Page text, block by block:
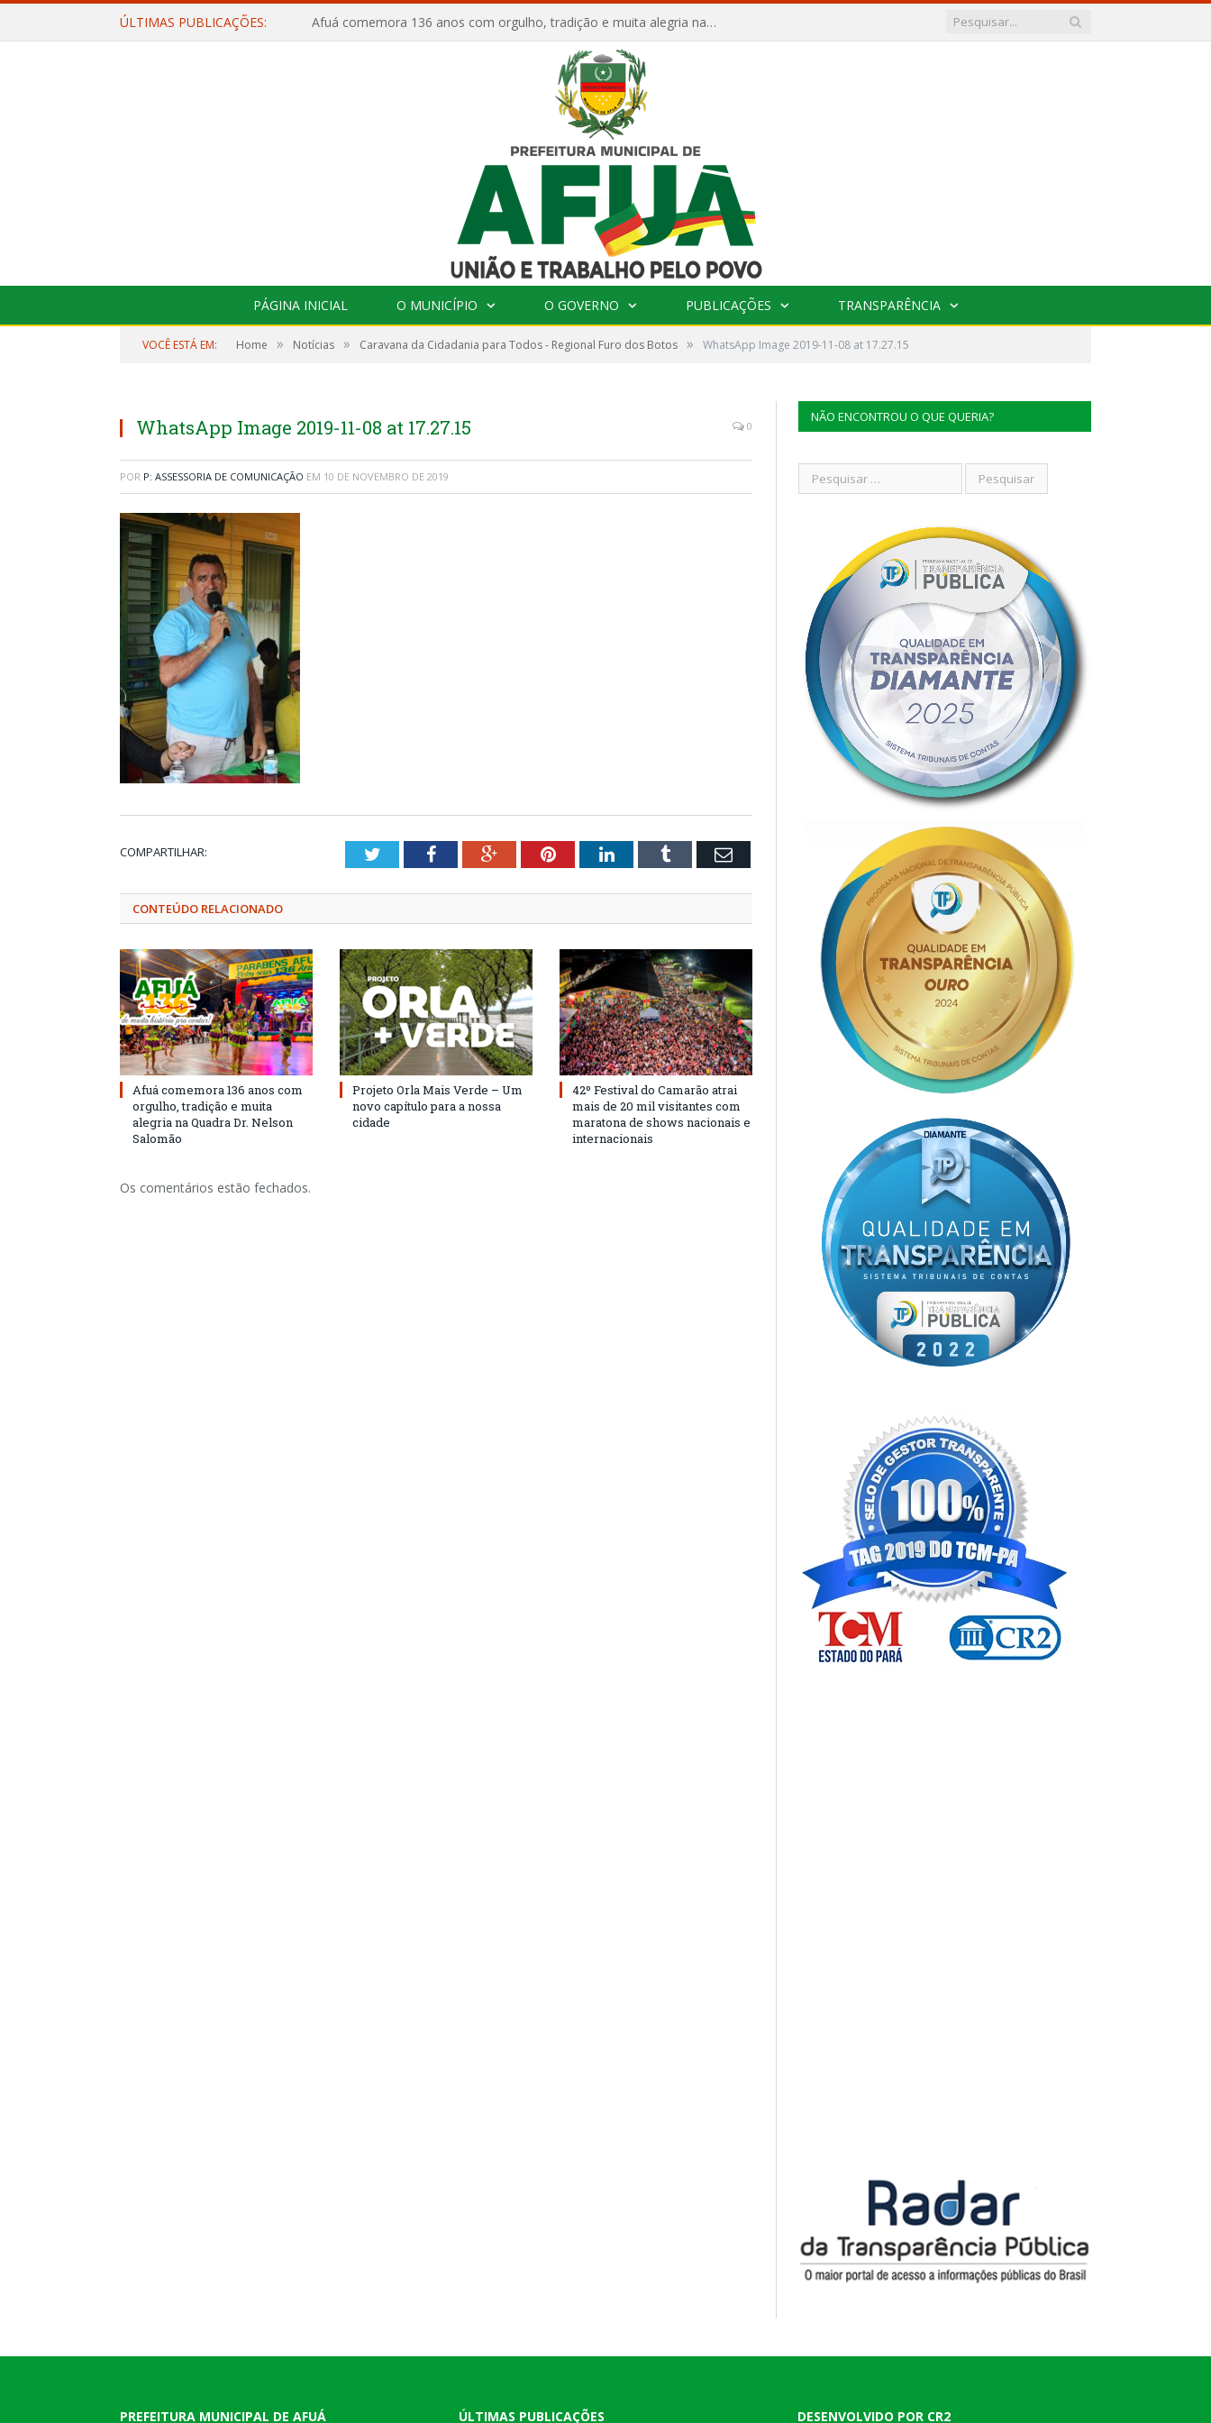
ÚLTIMAS PUBLICAÇÕES: Afuá comemora 136 anos com orgulho, tradição e muita alegria na Quadra Dr. Nelson Salomão
PÁGINA INICIAL O MUNICÍPIO O GOVERNO PUBLICAÇÕES TRANSPARÊNCIA
VOCÊ ESTÁ EM: Home » Notícias » Caravana da Cidadania para Todos - Regional Furo dos Botos » WhatsApp Image 2019-11-08 at 17.27.15
WhatsApp Image 2019-11-08 at 17.27.15 0
POR P: ASSESSORIA DE COMUNICAÇÃO EM 10 DE NOVEMBRO DE 2019
COMPARTILHAR: TwitterFacebookGoogle+PinterestLinkedInTumblr Email
CONTEÚDO RELACIONADO
Afuá comemora 136 anos com
orgulho, tradição e muita
alegria na Quadra Dr. Nelson
Salomão
Projeto Orla Mais Verde – Um
novo capítulo para a nossa
cidade
42º Festival do Camarão atrai
mais de 20 mil visitantes com
maratona de shows nacionais e
internacionais
Os comentários estão fechados.
NÃO ENCONTROU O QUE QUERIA?
PREFEITURA MUNICIPAL DE AFUÁ ÚLTIMAS PUBLICAÇÕES DESENVOLVIDO POR CR2